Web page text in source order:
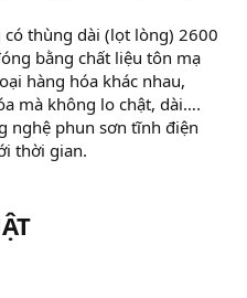
thùng dài (lọt lòng) 2600
bằng chất liệu tôn mạ
hàng hóa khác nhau,
mà không lo chật, dài….
nghệ phun sơn tĩnh điện
thời gian.